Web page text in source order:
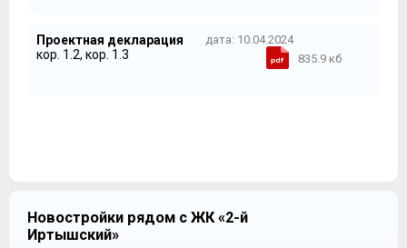
Проектная декларация
кор. 1.2, кор. 1.3
дата: 10.04.2024
835.9 кб
Новостройки рядом с ЖК «2-й
Иртышский»